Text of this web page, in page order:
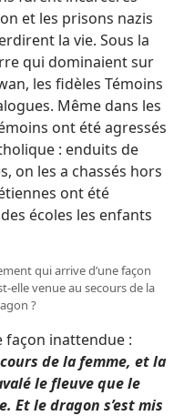
et les prisons nazis
la vie. Sous la
qui dominaient sur
les fidèles Témoins
Même dans les
ont été agressés
: enduits de
on les a chassés hors
ont été
écoles les enfants
qui arrive d’une façon
​elle venue au secours de la
?
façon inattendue :
de la femme, et la
le fleuve que le
Et le dragon s’est mis